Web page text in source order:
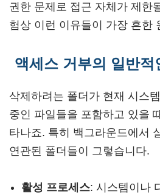
권한 문제로 접근 자체가 제한
험상 이런 이유들이 가장 흔한
액세스 거부의 일반적
삭제하려는 폴더가 현재 시스
중인 파일들을 포함하고 있을
타나죠. 특히 백그라운드에서
연관된 폴더들이 그렇습니다.
활성 프로세스: 시스템이나